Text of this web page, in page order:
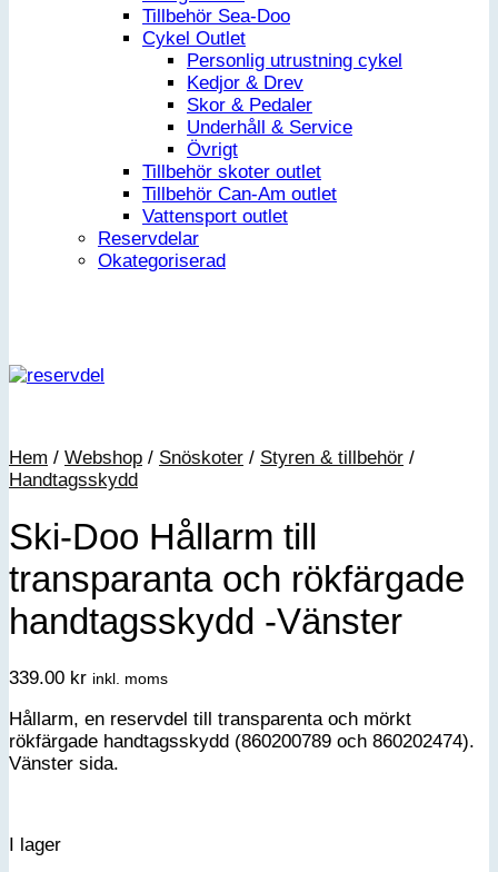
Tillbehör Sea-Doo
Cykel Outlet
Personlig utrustning cykel
Kedjor & Drev
Skor & Pedaler
Underhåll & Service
Övrigt
Tillbehör skoter outlet
Tillbehör Can-Am outlet
Vattensport outlet
Reservdelar
Okategoriserad
Hem / Webshop / Snöskoter / Styren & tillbehör /
Handtagsskydd
Ski-Doo Hållarm till
transparanta och rökfärgade
handtagsskydd -Vänster
339.00 kr inkl. moms
Hållarm, en reservdel till transparenta och mörkt
rökfärgade handtagsskydd (860200789 och 860202474).
Vänster sida.
I lager